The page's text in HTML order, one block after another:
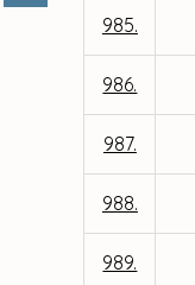
985.
986.
987.
988.
989.